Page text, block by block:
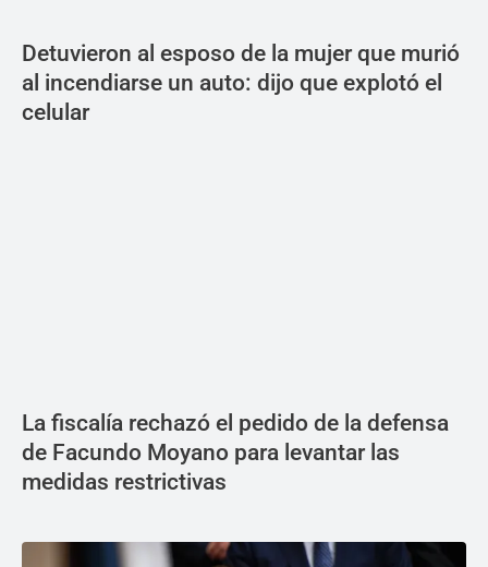
Detuvieron al esposo de la mujer que murió
al incendiarse un auto: dijo que explotó el
celular
La fiscalía rechazó el pedido de la defensa
de Facundo Moyano para levantar las
medidas restrictivas